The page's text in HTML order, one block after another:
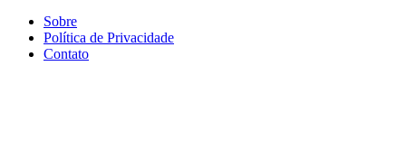
Sobre
Política de Privacidade
Contato